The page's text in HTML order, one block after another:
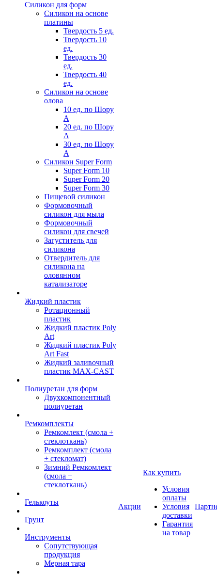
Силикон для форм
Силикон на основе
платины
Твердость 5 ед.
Твердость 10
ед.
Твердость 30
ед.
Твердость 40
ед.
Силикон на основе
олова
10 ед. по Шору
А
20 ед. по Шору
А
30 ед. по Шору
А
Силикон Super Form
Super Form 10
Super Form 20
Super Form 30
Пищевой силикон
Формовочный
силикон для мыла
Формовочный
силикон для свечей
Загуститель для
силикона
Отвердитель для
силикона на
оловянном
катализаторе
Жидкий пластик
Ротационный
пластик
Жидкий пластик Poly
Art
Жидкий пластик Poly
Art Fast
Жидкий заливочный
пластик MAX-CAST
Полиуретан для форм
Двухкомпонентный
полиуретан
Ремкомплекты
Ремкомлект (смола +
стеклоткань)
Ремкомплект (смола
+ стекломат)
Зимний Ремкомлект
(смола +
стеклоткань)
Гелькоуты
Грунт
Инструменты
Сопутствующая
продукция
Мерная тара
Акции
Как купить
Условия
оплаты
Условия
доставки
Гарантия
на товар